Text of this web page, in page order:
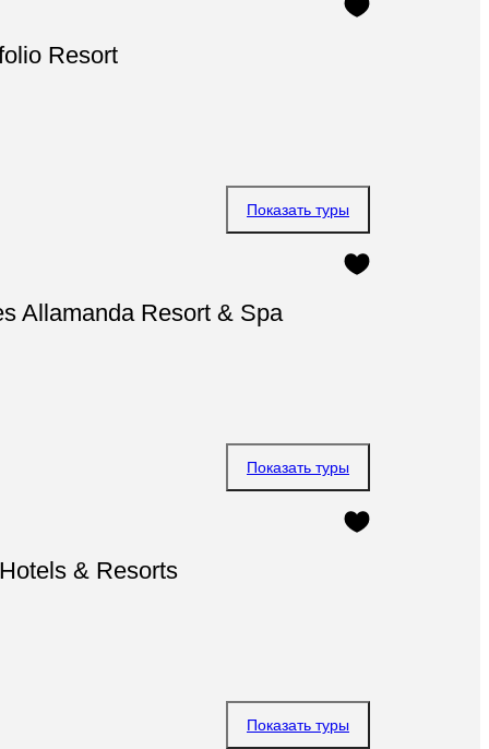
Resort
Показать туры
Allamanda Resort & Spa
Показать туры
& Resorts
Показать туры